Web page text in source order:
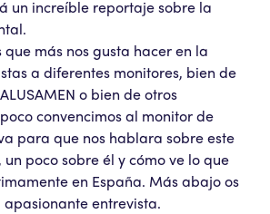
un increíble reportaje sobre la
que más nos gusta hacer en la
a diferentes monitores, bien de
o bien de otros
convencimos al monitor de
para que nos hablara sobre este
poco sobre él y cómo ve lo que
en España. Más abajo os
entrevista.